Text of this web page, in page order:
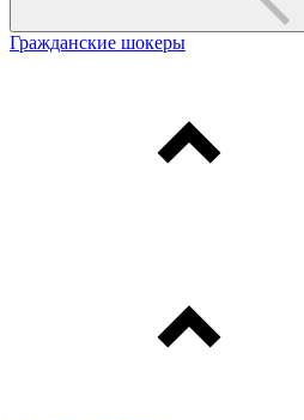
Гражданские шокеры